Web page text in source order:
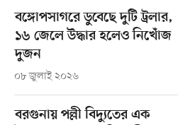
বঙ্গোপসাগরে ডুবেছে দুটি ট্রলার,
১৬ জেলে উদ্ধার হলেও নিখোঁজ
দুজন
০৮ জুলাই ২০২৬
বরগুনায় পল্লী বিদ্যুতের এক